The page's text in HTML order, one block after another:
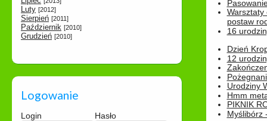
Luty [2012]
Sierpień [2011]
Październik [2010]
Grudzień [2010]
Logowanie
Login Hasło
Warsztaty
postaw
16
Dzień
12
Urodziny
Hmm
PIKNIK
Myślibórz